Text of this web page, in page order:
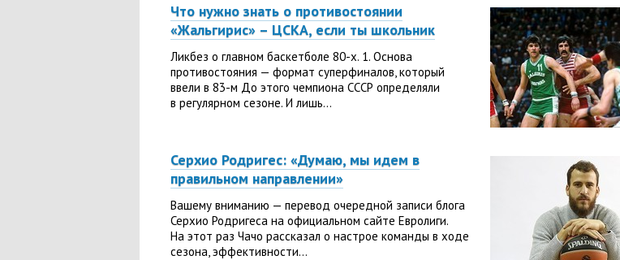
Что нужно знать о противостоянии
«Жальгирис» – ЦСКА, если ты школьник
Ликбез о главном баскетболе 80-х. 1. Основа
противостояния — формат суперфиналов, который
ввели в 83-м До этого чемпиона СССР определяли
в регулярном сезоне. И лишь...
Серхио Родригес: «Думаю, мы идем в
правильном направлении»
Вашему вниманию — перевод очередной записи блога
Серхио Родригеса на официальном сайте Евролиги.
На этот раз Чачо рассказал о настрое команды в ходе
сезона, эффективности...